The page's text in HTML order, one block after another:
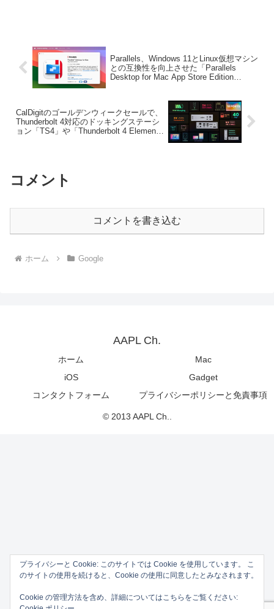
Parallels、Windows 11とLinux仮想マシン
との互換性を向上させた「Parallels
Desktop for Mac App Store Edition
CalDigitのゴールデンウィークセールで、
Thunderbolt 4対応のドッキングステーシ
ョン「TS4」や「Thunderbolt 4 Element
コメント
コメントを書き込む
ホーム Google
AAPL Ch.
ホーム
Mac
iOS
Gadget
コンタクトフォーム
プライバシーポリシーと免責事項
© 2013 AAPL Ch..
プライバシーと Cookie: このサイトでは Cookie を使用しています。 こ
のサイトの使用を続けると、Cookie の使用に同意したとみなされます。
Cookie の管理方法を含め、詳細についてはこちらをご覧ください: